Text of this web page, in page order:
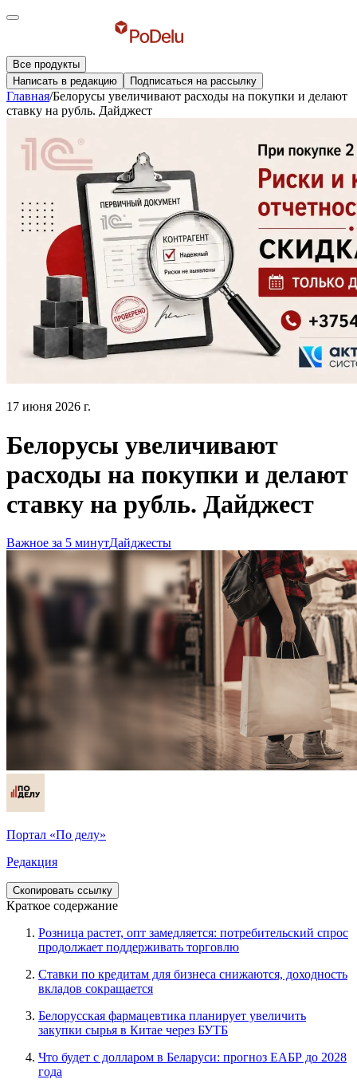
Все продукты
Написать в редакцию
Подписаться на рассылку
Главная/Белорусы увеличивают расходы на покупки и делают
ставку на рубль. Дайджест
17 июня 2026 г.
Белорусы увеличивают
расходы на покупки и делают
ставку на рубль. Дайджест
Важное за 5 минутДайджесты
Портал «По делу»
Редакция
Скопировать ссылку
Краткое содержание
Розница растет, опт замедляется: потребительский спрос
продолжает поддерживать торговлю
Ставки по кредитам для бизнеса снижаются, доходность
вкладов сокращается
Белорусская фармацевтика планирует увеличить
закупки сырья в Китае через БУТБ
Что будет с долларом в Беларуси: прогноз ЕАБР до 2028
года